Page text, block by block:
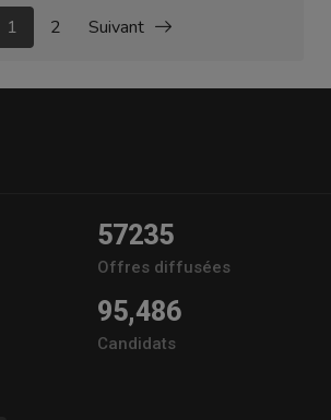
1 2 Suivant
57235
Offres diffusées
95,486
Candidats